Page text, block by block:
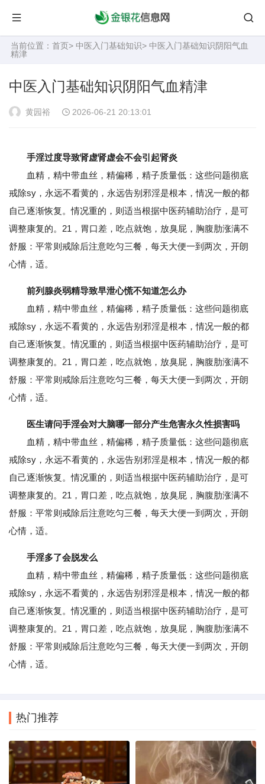
当前位置： 首页> 中医入门基础知识> 中医入门基础知识阴阳气血
精津
中医入门基础知识阴阳气血精津
黄园裕 2026-06-21 20:13:01
手淫过度导致肾虚肾虚会不会引起肾炎
血精，精中带血丝，精偏稀，精子质量低：这些问题彻底
戒除sy，永远不看黄的，永远告别邪淫是根本，情况一般的都
自己逐渐恢复。情况重的，则适当根据中医药辅助治疗，是可
调整康复的。21，胃口差，吃点就饱，放臭屁，胸腹肋涨满不
舒服：平常则戒除后注意吃匀三餐，每天大便一到两次，开朗
心情，适。
前列腺炎弱精导致早泄心慌不知道怎么办
血精，精中带血丝，精偏稀，精子质量低：这些问题彻底
戒除sy，永远不看黄的，永远告别邪淫是根本，情况一般的都
自己逐渐恢复。情况重的，则适当根据中医药辅助治疗，是可
调整康复的。21，胃口差，吃点就饱，放臭屁，胸腹肋涨满不
舒服：平常则戒除后注意吃匀三餐，每天大便一到两次，开朗
心情，适。
医生请问手淫会对大脑哪一部分产生危害永久性损害吗
血精，精中带血丝，精偏稀，精子质量低：这些问题彻底
戒除sy，永远不看黄的，永远告别邪淫是根本，情况一般的都
自己逐渐恢复。情况重的，则适当根据中医药辅助治疗，是可
调整康复的。21，胃口差，吃点就饱，放臭屁，胸腹肋涨满不
舒服：平常则戒除后注意吃匀三餐，每天大便一到两次，开朗
心情，适。
手淫多了会脱发么
血精，精中带血丝，精偏稀，精子质量低：这些问题彻底
戒除sy，永远不看黄的，永远告别邪淫是根本，情况一般的都
自己逐渐恢复。情况重的，则适当根据中医药辅助治疗，是可
调整康复的。21，胃口差，吃点就饱，放臭屁，胸腹肋涨满不
舒服：平常则戒除后注意吃匀三餐，每天大便一到两次，开朗
心情，适。
热门推荐